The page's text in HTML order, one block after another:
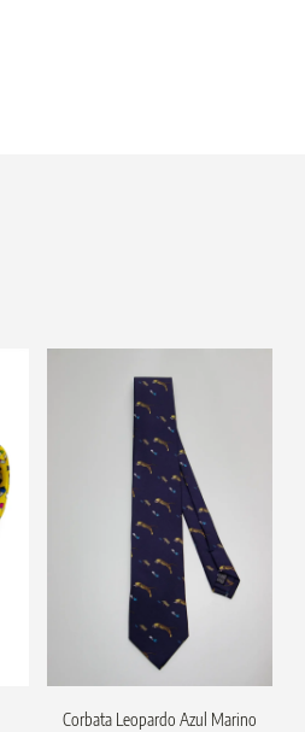
Corbata Leopardo Azul Marino